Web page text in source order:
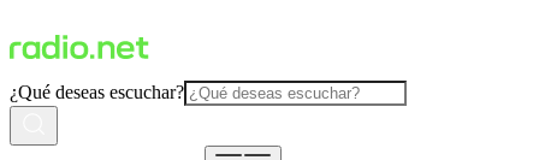
¿Qué deseas escuchar?